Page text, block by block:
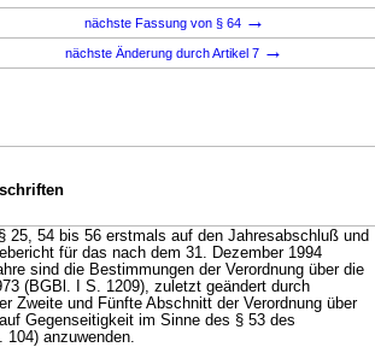
nächste Fassung von § 64 →
nächste Änderung durch Artikel 7 →
25, 54 bis 56 erstmals auf den Jahresabschluß und
für das nach dem 31. Dezember 1994
sind die Bestimmungen der Verordnung über die
(BGBl. I S. 1209), zuletzt geändert durch
Zweite und Fünfte Abschnitt der Verordnung über
Gegenseitigkeit im Sinne des § 53 des
anzuwenden.